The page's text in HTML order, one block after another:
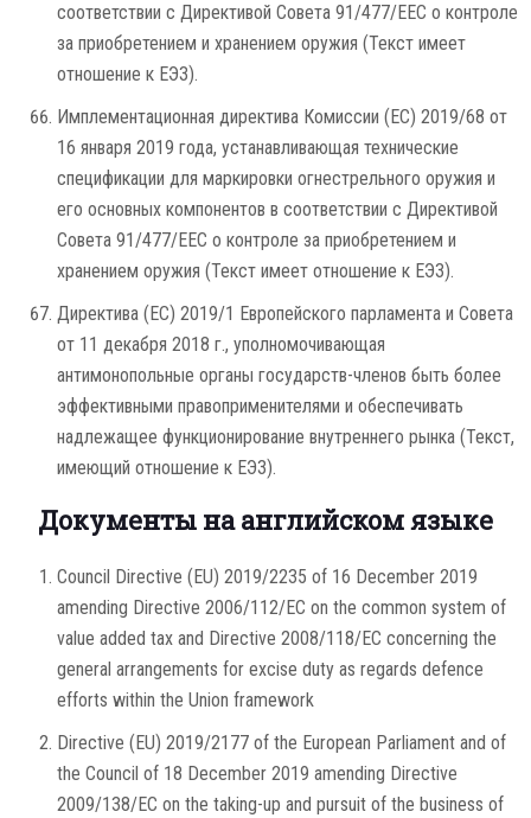
соответствии с Директивой Совета 91/477/EEC о контроле
за приобретением и хранением оружия (Текст имеет
отношение к ЕЭЗ).
Имплементационная директива Комиссии (ЕС) 2019/68 от
16 января 2019 года, устанавливающая технические
спецификации для маркировки огнестрельного оружия и
его основных компонентов в соответствии с Директивой
Совета 91/477/EEC о контроле за приобретением и
хранением оружия (Текст имеет отношение к ЕЭЗ).
Директива (ЕС) 2019/1 Европейского парламента и Совета
от 11 декабря 2018 г., уполномочивающая
антимонопольные органы государств-членов быть более
эффективными правоприменителями и обеспечивать
надлежащее функционирование внутреннего рынка (Текст,
имеющий отношение к ЕЭЗ).
Документы на английском языке
Council Directive (EU) 2019/2235 of 16 December 2019
amending Directive 2006/112/EC on the common system of
value added tax and Directive 2008/118/EC concerning the
general arrangements for excise duty as regards defence
efforts within the Union framework
Directive (EU) 2019/2177 of the European Parliament and of
the Council of 18 December 2019 amending Directive
2009/138/EC on the taking-up and pursuit of the business of